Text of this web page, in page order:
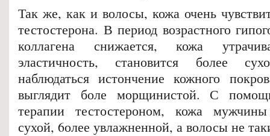
Так же, как и волосы, кожа очень
тестостерона. В период возрастного
коллагена снижается, кожа
эластичность, становится более
наблюдаться истончение кожного
выглядит боле морщинистой. С
терапии тестостероном, кожа
сухой, 6олее увлажненной, а волосы не